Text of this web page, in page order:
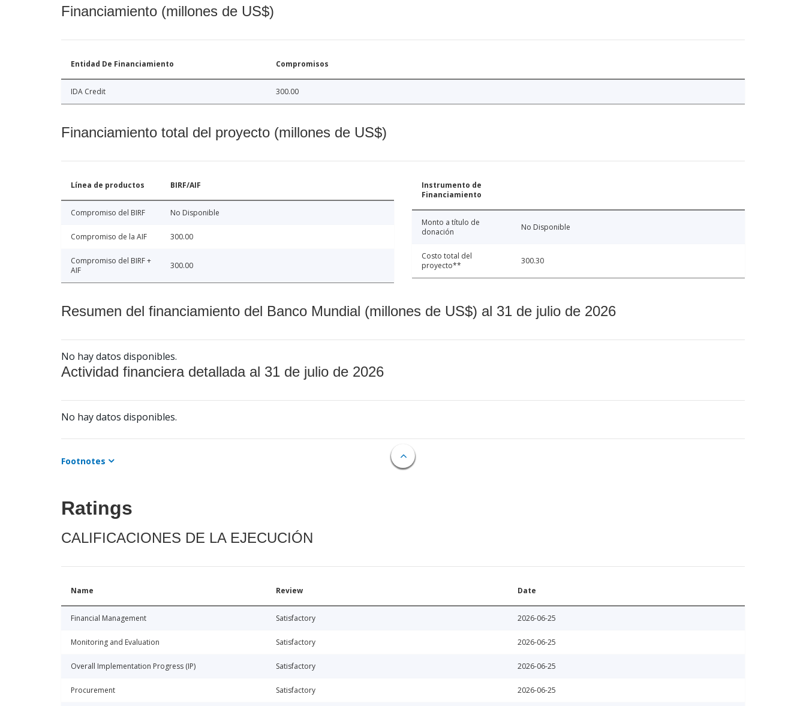
Financiamiento (millones de US$)
Entidad De Financiamiento Compromisos
IDA Credit 300.00
Financiamiento total del proyecto (millones de US$)
Línea de productos BIRF/AIF
Compromiso del BIRF No Disponible
Compromiso de la AIF 300.00
Compromiso del BIRF +
AIF
300.00
Instrumento de
Financiamiento
Monto a título de
donación
No Disponible
Costo total del
proyecto**
300.30
Resumen del financiamiento del Banco Mundial (millones de US$) al 31 de julio de 2026
No hay datos disponibles.
Actividad financiera detallada al 31 de julio de 2026
No hay datos disponibles.
Footnotes
Ratings
CALIFICACIONES DE LA EJECUCIÓN
Name Review Date
Financial Management Satisfactory 2026-06-25
Monitoring and Evaluation Satisfactory 2026-06-25
Overall Implementation Progress (IP) Satisfactory 2026-06-25
Procurement Satisfactory 2026-06-25